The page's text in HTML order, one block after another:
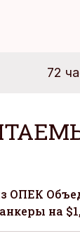
72
ОПЕК
на